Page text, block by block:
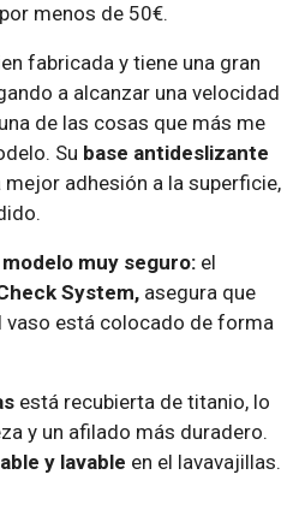
menos de 50€.
fabricada y tiene una gran
a alcanzar una velocidad
de las cosas que más me
Su base antideslizante
mejor adhesión a la superficie,
modelo muy seguro: el
System, asegura que
vaso está colocado de forma
está recubierta de titanio, lo
y un afilado más duradero.
y lavable en el lavavajillas.